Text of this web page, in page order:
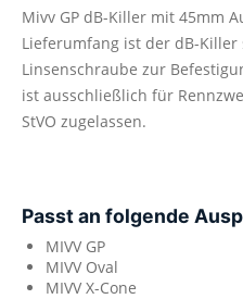
Mivv GP dB-Killer mit 45mm
Lieferumfang ist der dB-Killer
Linsenschraube zur
ist ausschließlich für
StVO zugelassen.
Passt an folgende
MIVV GP
MIVV Oval
MIVV X-Cone